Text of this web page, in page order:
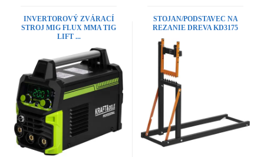
INVERTOROVÝ ZVÁRACÍ
STROJ MIG FLUX MMA TIG
LIFT ...
STOJAN/PODSTAVEC NA
REZANIE DREVA KD3175